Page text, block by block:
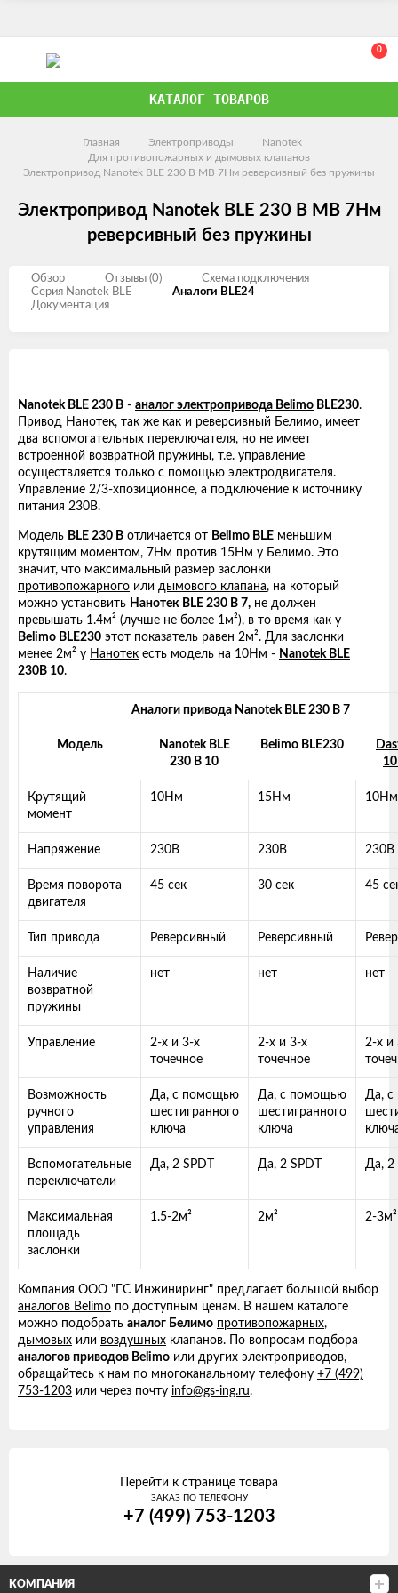
0
КАТАЛОГ ТОВАРОВ
Главная Электроприводы
Nanotek
Для противопожарных и дымовых клапанов
Электропривод Nanotek BLE 230 B MB 7Нм реверсивный без пружины
Электропривод Nanotek BLE 230 B MB 7Нм
реверсивный без пружины
Обзор Отзывы (0)
Схема подключения
Серия Nanotek BLE
Аналоги BLE24
Документация
Nanotek BLE 230 B - аналог электропривода Belimo BLE230.
Привод Нанотек, так же как и реверсивный Белимо, имеет
два вспомогательных переключателя, но не имеет
встроенной возвратной пружины, т.е. управление
осуществляется только с помощью электродвигателя.
Управление 2/3-хпозиционное, а подключение к источнику
питания 230В.
Модель BLE 230 B отличается от Belimo BLE меньшим
крутящим моментом, 7Нм против 15Нм у Белимо. Это
значит, что максимальный размер заслонки
противопожарного или дымового клапана, на который
можно установить Нанотек BLE 230 B 7, не должен
превышать 1.4м² (лучше не более 1м²), в то время как у
Belimo BLE230 этот показатель равен 2м². Для заслонки
менее 2м² у Нанотек есть модель на 10Нм - Nanotek BLE
230B 10.
Аналоги привода Nanotek BLE 230 B 7
Модель
Nanotek BLE
230 B 10
Belimo BLE230
Крутящий
момент
10Нм 15Нм 10Нм
Напряжение 230В 230В 230В
Время поворота
двигателя
45 сек 30 сек 45
Тип привода Реверсивный Реверсивный
Наличие
возвратной
пружины
нет нет нет
Управление
2-х и 3-х
точечное
2-х и 3-х
точечное
2-х и
Возможность
ручного
управления
Да, с помощью
шестигранного
ключа
Да, с помощью
шестигранного
ключа
Да,
Вспомогательные
переключатели
Да, 2 SPDT Да, 2 SPDT Да, 2
Максимальная
площадь
заслонки
1.5-2м² 2м² 2-3м²
Компания ООО "ГС Инжиниринг" предлагает большой выбор
аналогов Belimo по доступным ценам. В нашем каталоге
можно подобрать аналог Белимо противопожарных,
дымовых или воздушных клапанов. По вопросам подбора
аналогов приводов Belimo или других электроприводов,
обращайтесь к нам по многоканальному телефону +7 (499)
753-1203 или через почту info@gs-ing.ru.
Перейти к странице товара
ЗАКАЗ ПО ТЕЛЕФОНУ
+7 (499) 753-1203
КОМПАНИЯ